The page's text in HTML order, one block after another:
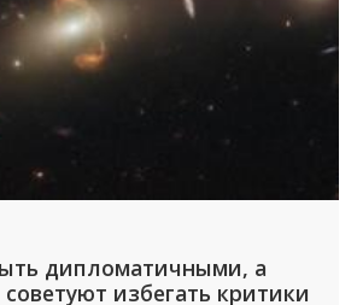
дипломатичными, а
избегать критики